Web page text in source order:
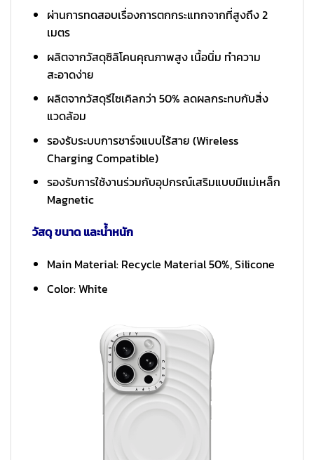
ผ่านการทดสอบเรื่องการตกกระแทกจากที่สูงถึง 2
เมตร
ผลิตจากวัสดุซิลิโคนคุณภาพสูง เนื้อนิ่ม ทำความ
สะอาดง่าย
ผลิตจากวัสดุรีไซเคิลกว่า 50% ลดผลกระทบกับสิ่ง
แวดล้อม
รองรับระบบการชาร์จแบบไร้สาย (Wireless
Charging Compatible)
รองรับการใช้งานร่วมกับอุปกรณ์เสริมแบบมีแม่เหล็ก
Magnetic
วัสดุ ขนาด และน้ำหนัก
Main Material: Recycle Material 50%, Silicone
Color: White